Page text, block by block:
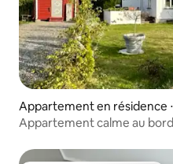
Appartement en résidence
Appartement calme au